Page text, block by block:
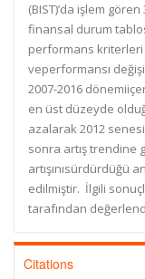
(BIST)’da işlem
finansal durum
performans kriterleri
veperformansı
2007-2016
en üst düzeyde
azalarak 2012
sonra artış trendine
artışınısürdürdüğü
edilmiştir. İlgili
tarafından
Citations